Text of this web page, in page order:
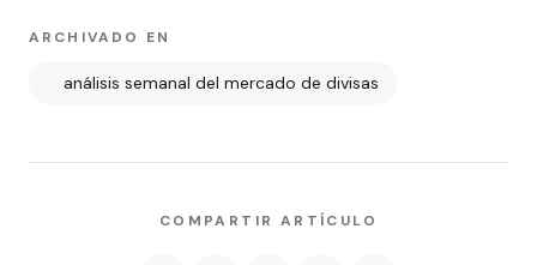
ARCHIVADO EN
análisis semanal del mercado de divisas
COMPARTIR ARTÍCULO